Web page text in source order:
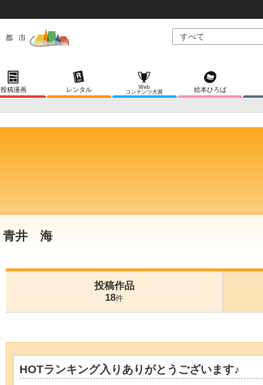
投稿漫画 レンタル
Web
コンテンツ大賞
絵本ひろば
青井 海
投稿作品
18件
HOTランキング入りありがとうございます♪